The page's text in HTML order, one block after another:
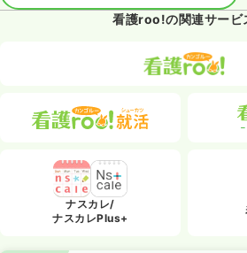
看護roo!の関連サービ
ナスカレ/
ナスカレPlus+